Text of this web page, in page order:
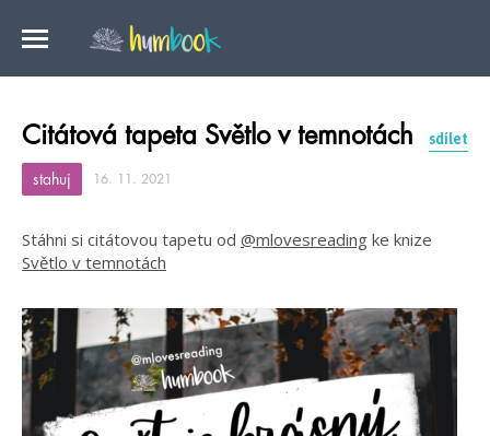
Citátová tapeta Světlo v temnotách sdílet
stahuj 16. 11. 2021
Stáhni si citátovou tapetu od @mlovesreading ke knize
Světlo v temnotách